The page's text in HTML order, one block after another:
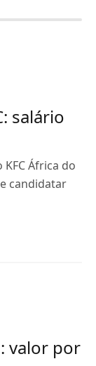
salário
África do
candidatar
valor por